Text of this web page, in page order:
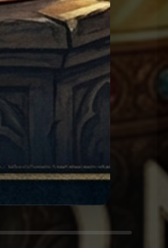
Graal 159 - Le petit
déjeuner
Graal 149 - Intelligence
Artificielle
Graal 141 - L'île Saint-